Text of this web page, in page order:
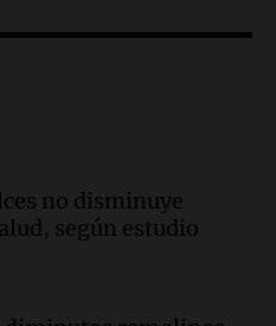
y retiraron hasta
la servilleta que
para el primer
no disminuye
según estudio